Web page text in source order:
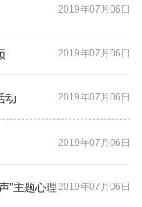
2019年07月06日
2019年07月06日
2019年07月06日
动
2019年07月06日
2019年07月06日
”主题心理